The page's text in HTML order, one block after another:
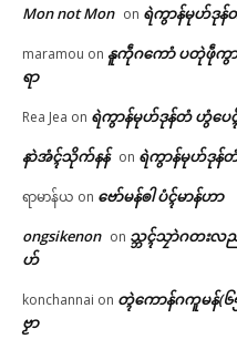
Mon not Mon on ရဲကွာန်မုဟ်ဒုန်
maramou on နူကဵုဂကောံ ပတုဲဖဵုကွ
ရာ
Rea Jea on ရဲကွာန်မုဟ်ဒုန်တံ ဟွံပေ
နာဲအံၚ်သိုက်နန် on ရဲကွာန်မုဟ်ဒုန်
ရာမာန်ယ on ဗော်မန်ၜါ ပံၚ်မာန်ဟာ
ongsikenon on သ္ဘၚ်သၠာဲဂတးလ
ဟ်
konchannai on တ္ၚဲကောန်ဂကူမန်(
ဗၟာ